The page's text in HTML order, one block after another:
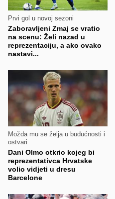
Prvi gol u novoj sezoni
Zaboravljeni Zmaj se vratio
na scenu: Želi nazad u
reprezentaciju, a ako ovako
nastavi...
Možda mu se želja u budućnosti i
ostvari
Dani Olmo otkrio kojeg bi
reprezentativca Hrvatske
volio vidjeti u dresu
Barcelone